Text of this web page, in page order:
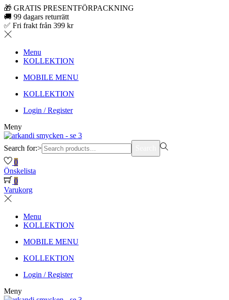
🎁 GRATIS PRESENTFÖRPACKNING
🚚 99 dagars returrätt
✅ Fri frakt från 399 kr
Menu
KOLLEKTION
MOBILE MENU
KOLLEKTION
Login / Register
Meny
Search for:>
0
Önskelista
0
Varukorg
Menu
KOLLEKTION
MOBILE MENU
KOLLEKTION
Login / Register
Meny